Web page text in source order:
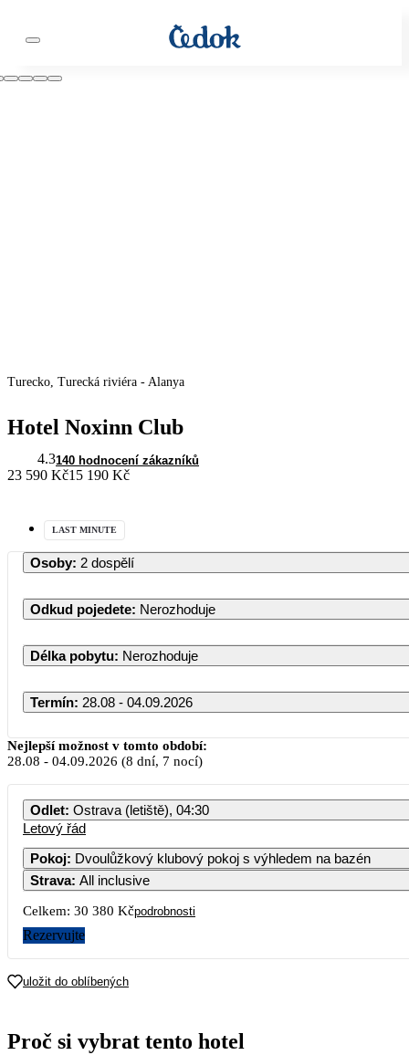
Turecko, Turecká riviéra - Alanya
Hotel Noxinn Club
4.3140 hodnocení zákazníků
23 590 Kč15 190 Kč
LAST MINUTE
Osoby: 2 dospělí
Odkud pojedete: Nerozhoduje
Délka pobytu: Nerozhoduje
Termín: 28.08 - 04.09.2026
Nejlepší možnost v tomto období:
28.08 - 04.09.2026 (8 dní, 7 nocí)
Odlet: Ostrava (letiště), 04:30
Letový řád
Pokoj: Dvoulůžkový klubový pokoj s výhledem na bazén
Strava: All inclusive
Celkem: 30 380 Kčpodrobnosti
Rezervujte
uložit do oblíbených
Proč si vybrat tento hotel